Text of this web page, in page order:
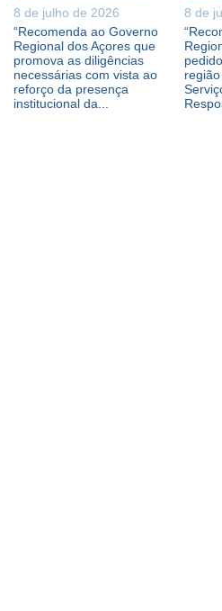
8 de julho de 2026
“Recomenda ao Governo
Regional dos Açores que
promova as diligências
necessárias com vista ao
reforço da presença
institucional da...
8 de